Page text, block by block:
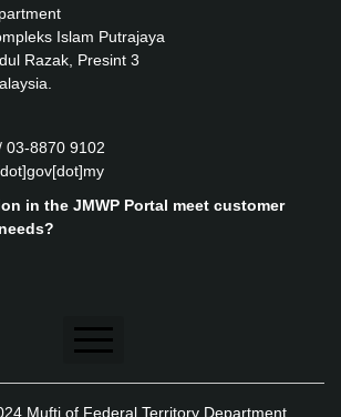
Islam Putrajaya
Razak, Presint 3
03-8870 9102
in the JMWP Portal meet customer
Disclaimer
Mufti of Federal Territory Department